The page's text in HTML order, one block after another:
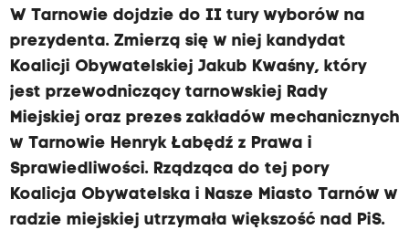
W Tarnowie dojdzie do II tury wyborów na
prezydenta. Zmierzą się w niej kandydat
Koalicji Obywatelskiej Jakub Kwaśny, który
jest przewodniczący tarnowskiej Rady
Miejskiej oraz prezes zakładów mechanicznych
w Tarnowie Henryk Łabędź z Prawa i
Sprawiedliwości. Rządząca do tej pory
Koalicja Obywatelska i Nasze Miasto Tarnów w
radzie miejskiej utrzymała większość nad PiS.